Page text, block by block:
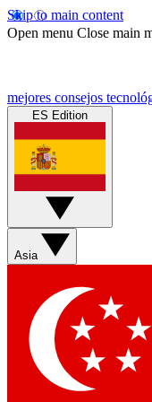
Skip to main content
Open menu Close main
mejores consejos
ES Edition
Asia